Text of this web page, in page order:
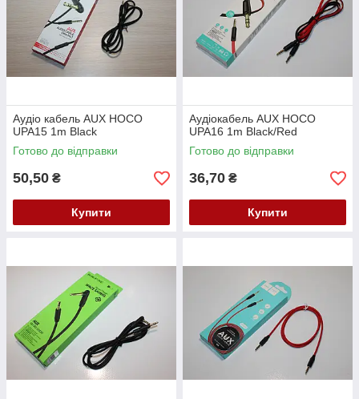
Аудіо кабель AUX HOCO
UPA15 1m Black
Готово до відправки
50,50 ₴
Купити
Аудіокабель AUX HOCO
UPA16 1m Black/Red
Готово до відправки
36,70 ₴
Купити